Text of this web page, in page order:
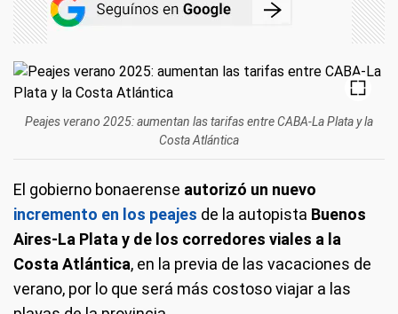
Peajes verano 2025: aumentan las tarifas entre CABA-La Plata y la
Costa Atlántica
El gobierno bonaerense autorizó un nuevo
incremento en los peajes de la autopista Buenos
Aires-La Plata y de los corredores viales a la
Costa Atlántica, en la previa de las vacaciones de
verano, por lo que será más costoso viajar a las